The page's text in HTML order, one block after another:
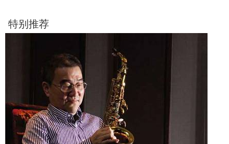
特别推荐